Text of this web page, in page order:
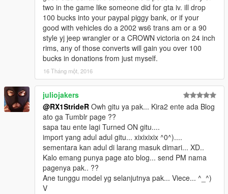
two in the game like someone did for gta iv. ill drop
100 bucks into your paypal piggy bank, or if your
good with vehicles do a 2002 ws6 trans am or a 90
style yj jeep wrangler or a CROWN victoria on 24 inch
rims, any of those converts will gain you over 100
bucks in donations from just myself.
16 Tháng một, 2016
juliojakers
@RX1StrideR Owh gitu ya pak... Kira2 ente ada Blog
ato ga Tumblr page ??
sapa tau ente lagi Turned ON gitu....
import yang adul adul gitu... xixixixix ^0^)....
sementara kan adul di larang masuk dimari... XD..
Kalo emang punya page ato blog... send PM nama
pagenya pak.. ??
Ane tunggu model yg selanjutnya pak... Viece... ^_^)
V